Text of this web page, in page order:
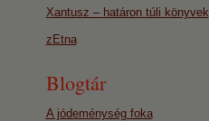
Xantusz – határon túli könyvek
zEtna
Blogtár
A jódeménység foka